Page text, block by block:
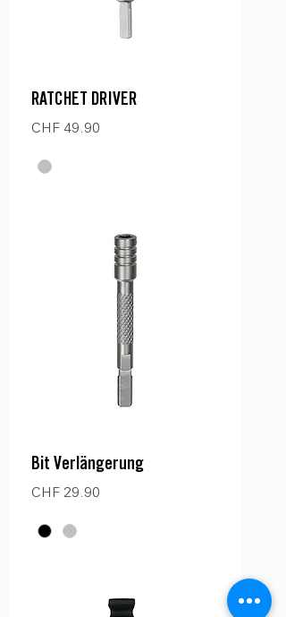
RATCHET DRIVER
Preis
CHF 49.90
Bit Verlängerung
Preis
CHF 29.90